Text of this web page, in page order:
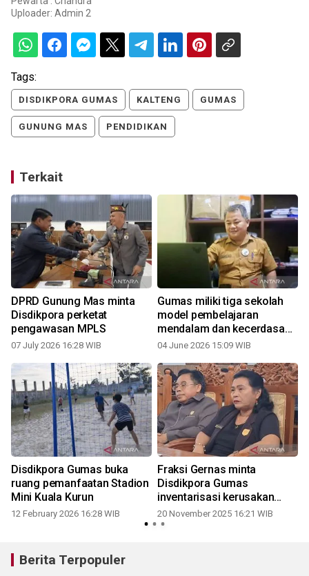
Uploader: Admin 2
Tags:
DISDIKPORA GUMAS KALTENG GUMAS
GUNUNG MAS PENDIDIKAN
Terkait
DPRD Gunung Mas minta
Disdikpora perketat
pengawasan MPLS
07 July 2026 16:28 WIB
Gumas miliki tiga sekolah
model pembelajaran
mendalam dan kecerdasan
artifisial
04 June 2026 15:09 WIB
Disdikpora Gumas buka
ruang pemanfaatan Stadion
Mini Kuala Kurun
12 February 2026 16:28 WIB
Fraksi Gernas minta
Disdikpora Gumas
inventarisasi kerusakan
sarpras pendidikan
20 November 2025 16:21 WIB
Berita Terpopuler